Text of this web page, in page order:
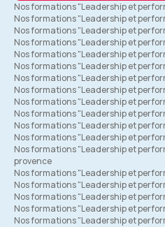
Nos formations "Leadership et
Nos formations "Leadership et
Nos formations "Leadership et
Nos formations "Leadership et
Nos formations "Leadership et
Nos formations "Leadership et
Nos formations "Leadership et
Nos formations "Leadership et
Nos formations "Leadership et
Nos formations "Leadership et
Nos formations "Leadership et
Nos formations "Leadership et
Nos formations "Leadership et
provence
Nos formations "Leadership et
Nos formations "Leadership et
Nos formations "Leadership et
Nos formations "Leadership et
Nos formations "Leadership et